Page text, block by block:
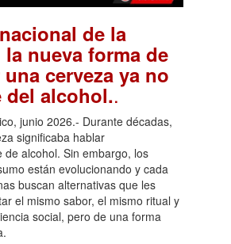
de la
la nueva forma de
cerveza ya no
del alcohol..
junio 2026.- Durante décadas,
significaba hablar
de alcohol. Sin embargo, los
están evolucionando y cada
buscan alternativas que les
el mismo sabor, el mismo ritual y
social, pero de una forma